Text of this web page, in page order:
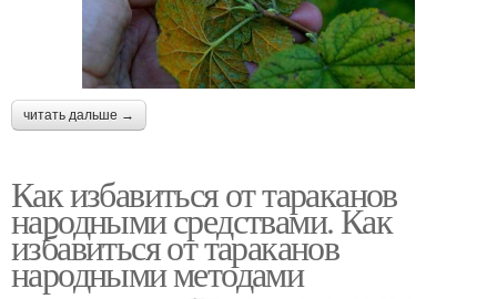
читать дальше →
Как избавиться от тараканов
народными средствами. Как
избавиться от тараканов
народными методами